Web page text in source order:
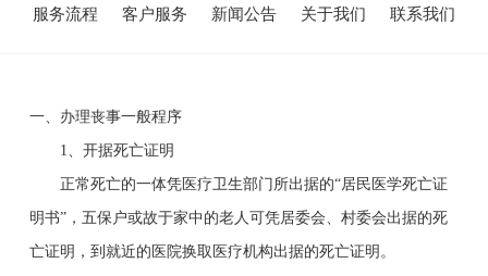
服务流程 客户服务 新闻公告 关于我们 联系我们
一、 办理丧事一般程序
1、开据死亡证明
正常死亡的一体凭医疗卫生部门所出据的“居民医学死亡证
明书”，五保户或故于家中的老人可凭居委会、村委会出据的死
亡证明，到就近的医院换取医疗机构出据的死亡证明。